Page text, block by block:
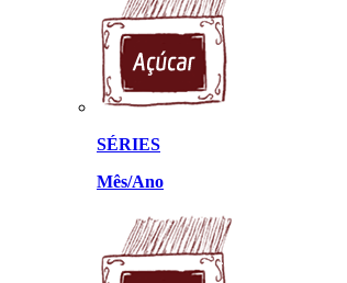
SÉRIES
Mês/Ano